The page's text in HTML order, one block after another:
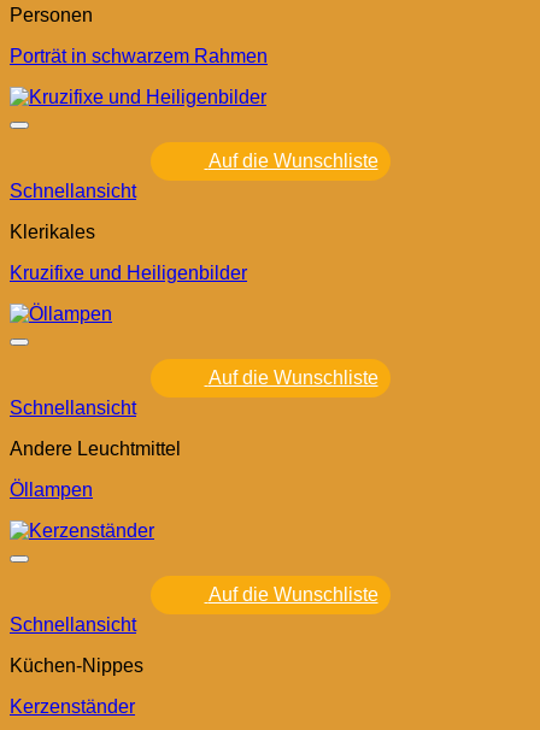
Personen
Porträt in schwarzem Rahmen
Auf die Wunschliste
Schnellansicht
Klerikales
Kruzifixe und Heiligenbilder
Auf die Wunschliste
Schnellansicht
Andere Leuchtmittel
Öllampen
Auf die Wunschliste
Schnellansicht
Küchen-Nippes
Kerzenständer